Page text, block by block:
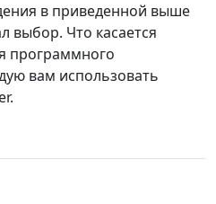
в приведенной выше
выбор. Что касается
программного
вам использовать